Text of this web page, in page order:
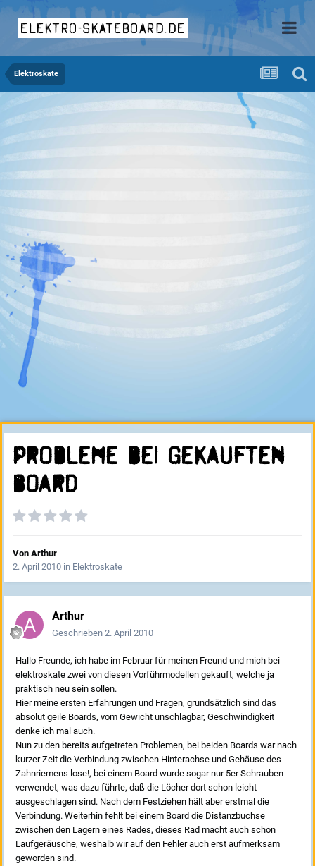
elektro-skateboard.de
Elektroskate
Probleme bei gekauften
Board
Von Arthur
2. April 2010 in Elektroskate
Arthur
Geschrieben 2. April 2010
Hallo Freunde, ich habe im Februar für meinen Freund und mich bei
elektroskate zwei von diesen Vorführmodellen gekauft, welche ja
praktisch neu sein sollen.
Hier meine ersten Erfahrungen und Fragen, grundsätzlich sind das
absolut geile Boards, vom Gewicht unschlagbar, Geschwindigkeit
denke ich mal auch.
Nun zu den bereits aufgetreten Problemen, bei beiden Boards war nach
kurzer Zeit die Verbindung zwischen Hinterachse und Gehäuse des
Zahnriemens lose!, bei einem Board wurde sogar nur 5er Schrauben
verwendet, was dazu führte, daß die Löcher dort schon leicht
ausgeschlagen sind. Nach dem Festziehen hält aber erstmal die
Verbindung. Weiterhin fehlt bei einem Board die Distanzbuchse
zwischen den Lagern eines Rades, dieses Rad macht auch schon
Laufgeräusche, weshalb wir auf den Fehler auch erst aufmerksam
geworden sind.